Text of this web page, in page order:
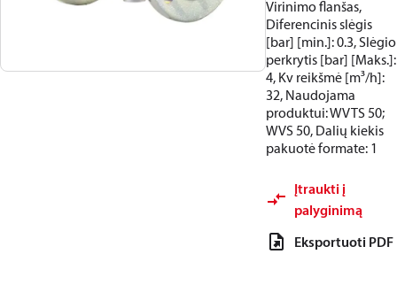
Virinimo flanšas,
Diferencinis slėgis
[bar] [min.]: 0.3, Slėgio
perkrytis [bar] [Maks.]:
4, Kv reikšmė [m³/h]:
32, Naudojama
produktui: WVTS 50;
WVS 50, Dalių kiekis
pakuotė formate: 1
Įtraukti į
palyginimą
Eksportuoti PDF